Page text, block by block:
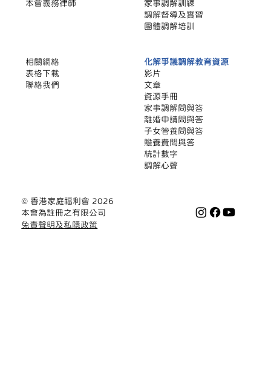
本會義務律師
家事調解訓練
調解督導及實習
團體調解培訓
化解爭議調解教育資源
影片
文章
​資源手冊
家事調解問與答
離婚申請問與答
子女管養問與答
贍養費問與答
統計數字
調解心聲
相關網絡
​表格下載
聯絡我們
© 香港家庭福利會 2026
本會為註冊之有限公司
免責聲明及私隱政策